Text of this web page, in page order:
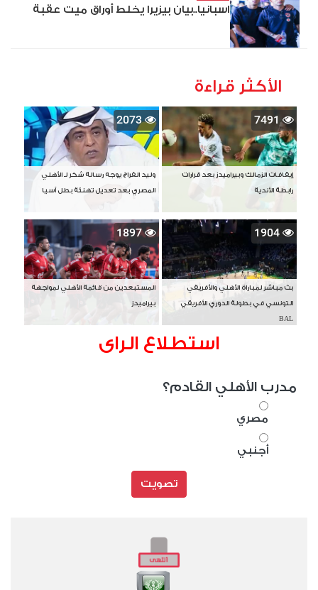
اسبانيا..بيان بيزيرا يخلط أوراق ميت عقبة
الأكثر قراءة
7491
إيقافات الزمالك وبيراميدز بعد قرارات
رابطة الأندية
2073
وليد الفراج يوجه رسالة شكر لـ الأهلي
المصري بعد تعديل تهنئة بطل آسيا
1904
بث مباشر لمباراة الأهلي والأفريقي
التونسي في بطولة الدوري الأفريقي
BAL
1897
المستبعدين من قائمة الأهلي لمواجهة
بيراميدز
استطلاع الراى
مدرب الأهلي القادم؟
مصري
أجنبي
تصويت